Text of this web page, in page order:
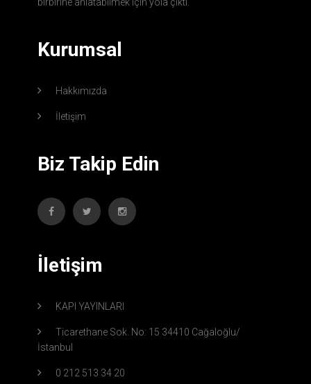
birbirine anlatabilmek için yola çıktı.
Kurumsal
Hakkımızda
İletişim
Biz Takip Edin
İletişim
KAPI YAYINLARI
Ticarethane Sok. No: 15 34410 Cağaloğlu/
İstanbul
0 212 513 34 20